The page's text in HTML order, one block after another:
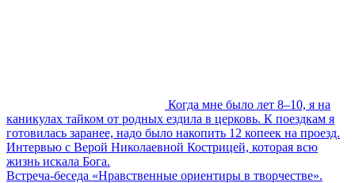
Когда мне было лет 8–10, я на
каникулах тайком от родных ездила в церковь. К поездкам я
готовилась заранее, надо было накопить 12 копеек на проезд.
Интервью с Верой Николаевной Кострицей, которая всю
жизнь искала Бога.
Встреча-беседа «Нравственные ориентиры в творчестве».